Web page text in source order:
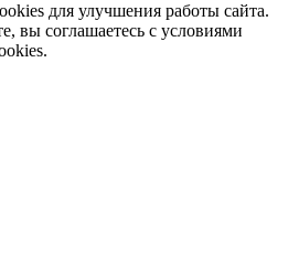
для улучшения работы сайта.
вы соглашаетесь с условиями